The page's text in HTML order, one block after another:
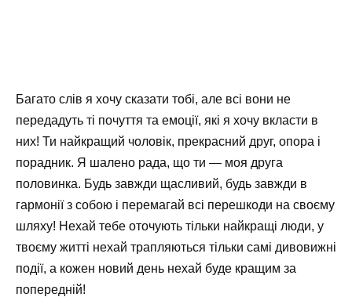
Багато слів я хочу сказати тобі, але всі вони не
передадуть ті почуття та емоції, які я хочу вкласти в
них! Ти найкращий чоловік, прекрасний друг, опора і
порадник. Я шалено рада, що ти — моя друга
половинка. Будь завжди щасливий, будь завжди в
гармонії з собою і перемагай всі перешкоди на своєму
шляху! Нехай тебе оточують тільки найкращі люди, у
твоєму житті нехай трапляються тільки самі дивовижні
події, а кожен новий день нехай буде кращим за
попередній!